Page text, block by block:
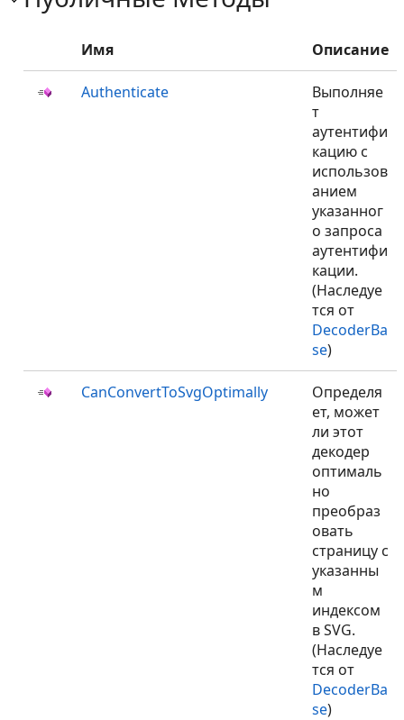
Имя Описание
Authenticate
Выполняе
т
аутентифи
кацию с
использов
анием
указанног
о запроса
аутентифи
кации.
(Наследуе
тся от
DecoderBa
se)
CanConvertToSvgOptimally
Определя
ет, может
ли этот
декодер
оптималь
но
преобраз
овать
страницу с
указанны
м
индексом
в SVG.
(Наследуе
тся от
DecoderBa
se)